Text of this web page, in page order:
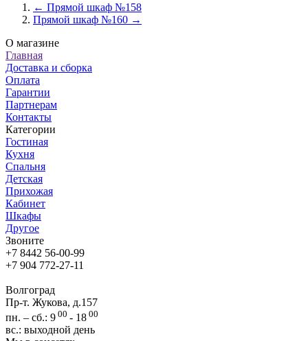
← Прямой шкаф №158
Прямой шкаф №160 →
О магазине
Главная
Доставка и сборка
Оплата
Гарантии
Партнерам
Контакты
Категории
Гостиная
Кухня
Спальня
Детская
Прихожая
Кабинет
Шкафы
Другое
Звоните
+7 8442 56-00-99
+7 904 772-27-11
Волгоград
Пр-т. Жукова, д.157
пн. – сб.: 9 00 - 18 00
вс.: выходной день